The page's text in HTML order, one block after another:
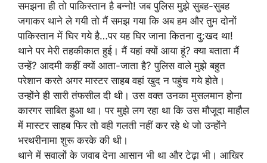
समझना ही तो पाकिस्तान है बन्नो! जब पुलिस मुझे सुबह-सुबह
जगाकर थाने ले गयी तो मैं समझ गया कि अब हम और तुम दोनों
पाकिस्तान में घिर गये है…पर यह घिर जाना कितना दु:खद था!
थाने पर मेरी तहकीकात हुई। मैं यहां क्यों आया हूं? क्या बताता मैं
उन्हें? आदमी कहीं क्यों आता-जाता है? पुलिस वाले मुझे बहुत
परेशान करते अगर मास्टर साहब वहां खुद न पहुंच गये होते।
उन्होंने ही सारी तंफसील दी थी। उस वक्त उनका मुसलमान होना
कारगर साबित हुआ था। पर मुझे लग रहा था कि उस मौजूदा माहौल
में मास्टर साहब फिर तो वही गलती नहीं कर रहे थे जो उन्होंने
भरथरीनामा शुरू करके की थी।
थाने में सवालों के जवाब देना आसान भी था और टेढ़ा भी। आखिर